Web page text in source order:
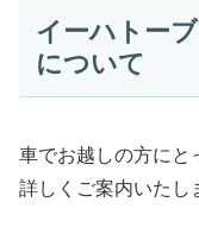
イーハトー
について
車でお越しの方にと
詳しくご案内いたし